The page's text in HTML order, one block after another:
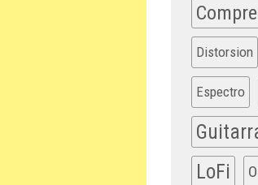
Distorsion
Espectro
LoFi